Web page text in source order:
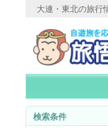
大連・東北の旅行
検索条件